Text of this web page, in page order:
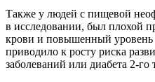
Также у людей с пищевой
в исследовании, был плохой
крови и повышенный уровень
приводило к росту риска
заболеваний или диабета 2-го